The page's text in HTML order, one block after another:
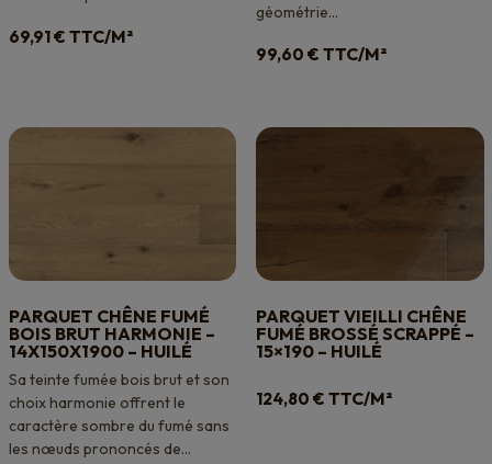
69,91€ TTC/M²
géométrie...
99,60 € TTC/M²
PARQUET CHÊNE FUMÉ
BOIS BRUT HARMONIE –
14X150X1900 – HUILÉ
Sa teinte fumée bois brut et son
choix harmonie offrent le
caractère sombre du fumé sans
les nœuds prononcés de...
PARQUET VIEILLI CHÊNE
FUMÉ BROSSÉ SCRAPPÉ –
15×190 – HUILÉ
124,80 € TTC/M²